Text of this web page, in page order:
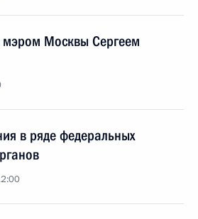
мэром Москвы Сергеем
в ряде федеральных